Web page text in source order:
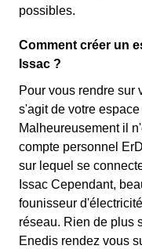
possibles.
Comment créer un
Issac ?
Pour vous rendre sur
s'agit de votre
Malheureusement il
compte personnel
sur lequel se
Issac Cependant,
founisseur
réseau. Rien de plus
Enedis rendez vous